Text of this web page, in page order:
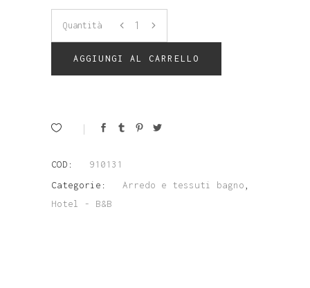
Manopola
Spugna
Quantità
AGGIUNGI AL CARRELLO
COD:
910131
Categorie:
Arredo e tessuti bagno,
Hotel - B&B